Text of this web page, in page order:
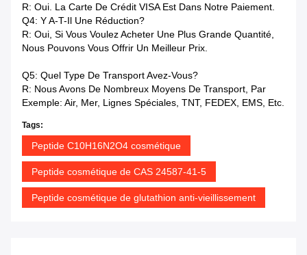
R: Oui. La Carte De Crédit VISA Est Dans Notre Paiement.
Q4: Y A-T-Il Une Réduction?
R: Oui, Si Vous Voulez Acheter Une Plus Grande Quantité,
Nous Pouvons Vous Offrir Un Meilleur Prix.
Q5: Quel Type De Transport Avez-Vous?
R: Nous Avons De Nombreux Moyens De Transport, Par
Exemple: Air, Mer, Lignes Spéciales, TNT, FEDEX, EMS, Etc.
Tags:
Peptide C10H16N2O4 cosmétique
Peptide cosmétique de CAS 24587-41-5
Peptide cosmétique de glutathion anti-vieillissement